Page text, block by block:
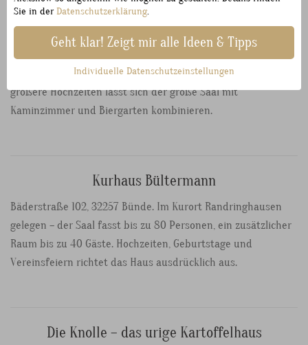
Leib & Seele
Zum Waldhaus 20, 32257 Bünde. Der Saal bietet Platz für bis
zu 100 Personen, das Kaminzimmer für bis zu 35 – für
größere Hochzeiten lässt sich der große Saal mit
Kaminzimmer und Biergarten kombinieren.
Kurhaus Bültermann
Bäderstraße 102, 32257 Bünde. Im Kurort Randringhausen
gelegen – der Saal fasst bis zu 80 Personen, ein zusätzlicher
Raum bis zu 40 Gäste. Hochzeiten, Geburtstage und
Vereinsfeiern richtet das Haus ausdrücklich aus.
Die Knolle – das urige Kartoffelhaus
Sie in derDatenschutzerklärung.
Geht klar! Zeigt mir alle Ideen & Tipps
Individuelle Datenschutzeinstellungen